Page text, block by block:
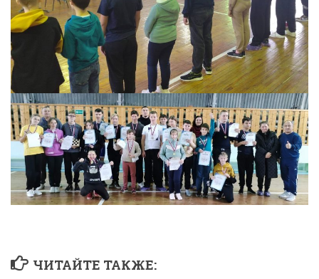
ЧИТАЙТЕ ТАКЖЕ: